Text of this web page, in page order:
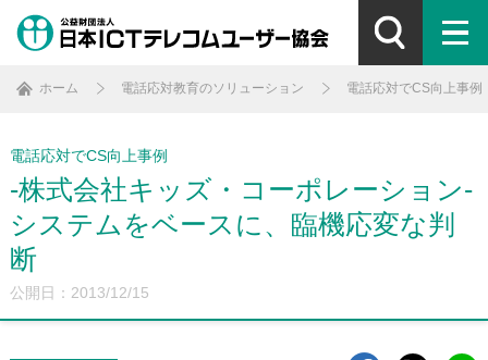
ホーム 電話応対教育のソリューション 電話応対でCS向上事例
電話応対でCS向上事例
-株式会社キッズ・コーポレーション-
システムをベースに、臨機応変な判
断
公開日：2013/12/15